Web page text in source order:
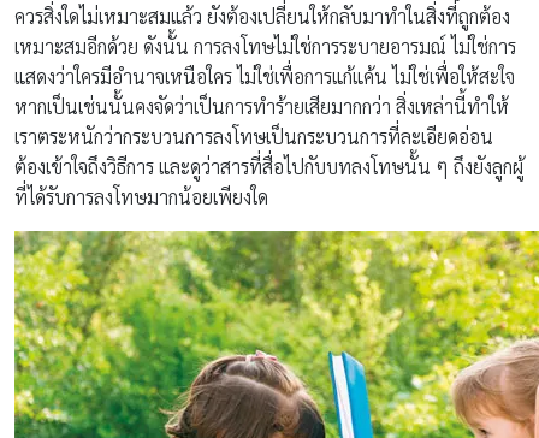
ควรสิ่งใดไม่เหมาะสมแล้ว ยังต้องเปลี่ยนให้กลับมาทำในสิ่งที่ถูกต้อง
เหมาะสมอีกด้วย ดังนั้น การลงโทษไม่ใช่การระบายอารมณ์ ไม่ใช่การ
แสดงว่าใครมีอำนาจเหนือใคร ไม่ใช่เพื่อการแก้แค้น ไม่ใช่เพื่อให้สะใจ
หากเป็นเช่นนั้นคงจัดว่าเป็นการทำร้ายเสียมากกว่า สิ่งเหล่านี้ทำให้
เราตระหนักว่ากระบวนการลงโทษเป็นกระบวนการที่ละเอียดอ่อน
ต้องเข้าใจถึงวิธีการ และดูว่าสารที่สื่อไปกับบทลงโทษนั้น ๆ ถึงยังลูกผู้
ที่ได้รับการลงโทษมากน้อยเพียงใด